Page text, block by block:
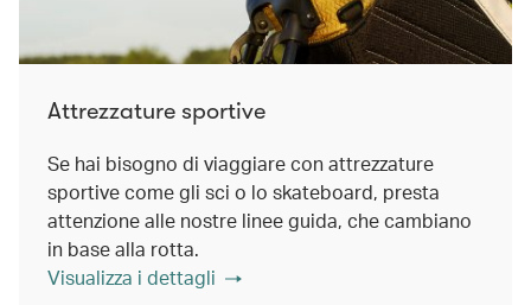
Attrezzature sportive
Se hai bisogno di viaggiare con attrezzature
sportive come gli sci o lo skateboard, presta
attenzione alle nostre linee guida, che cambiano
in base alla rotta.
Visualizza i dettagli